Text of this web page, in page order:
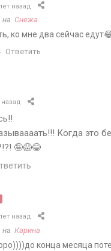
назад
на Снежа
ко мне два сейчас
Ответить
назад
Когда это
🤪😱😂
назад
на Карина
конца месяца